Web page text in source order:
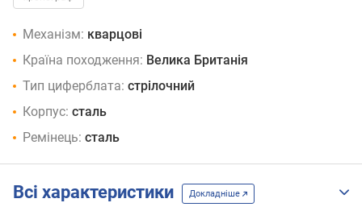
Механізм: кварцові
Країна походження: Велика Британія
Тип циферблата: стрілочний
Корпус: сталь
Ремінець: сталь
Всі характеристики Докладніше